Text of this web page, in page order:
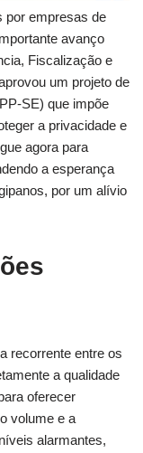
por empresas de
avanço
Fiscalização e
um projeto de
SE) que impõe
a privacidade e
agora para
a esperança
por um alívio
recorrente entre os
a qualidade
oferecer
volume e a
alarmantes,